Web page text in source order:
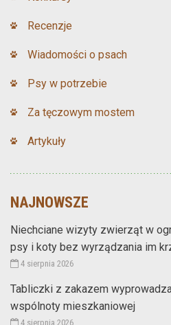
Recenzje
Wiadomości o psach
Psy w potrzebie
Za tęczowym mostem
Artykuły
NAJNOWSZE
Niechciane wizyty zwierząt w
psy i koty bez wyrządzania im
4 sierpnia 2026
Tabliczki z zakazem
wspólnoty mieszkaniowej
4 sierpnia 2026